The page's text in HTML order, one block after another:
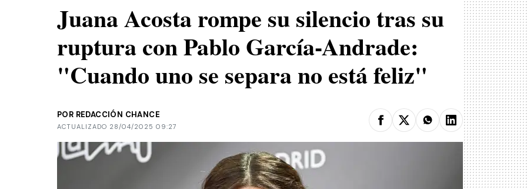
Juana Acosta rompe su silencio tras su
ruptura con Pablo García-Andrade:
"Cuando uno se separa no está feliz"
POR REDACCIÓN CHANCE
ACTUALIZADO 28/04/2025 09:27